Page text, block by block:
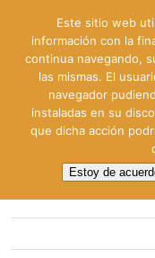
Este sitio web
información con la
continua navegando,
las mismas. El
navegador
instaladas en su
que dicha acción
Estoy de